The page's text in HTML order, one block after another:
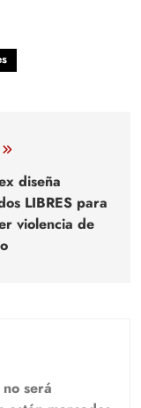
diseña
LIBRES para
violencia de
será